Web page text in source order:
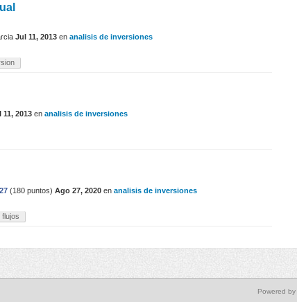
Jul 11, 2013 en analisis de inversiones
11, 2013 en analisis de inversiones
(180 puntos) Ago 27, 2020 en analisis de inversiones
flujos
Powered by